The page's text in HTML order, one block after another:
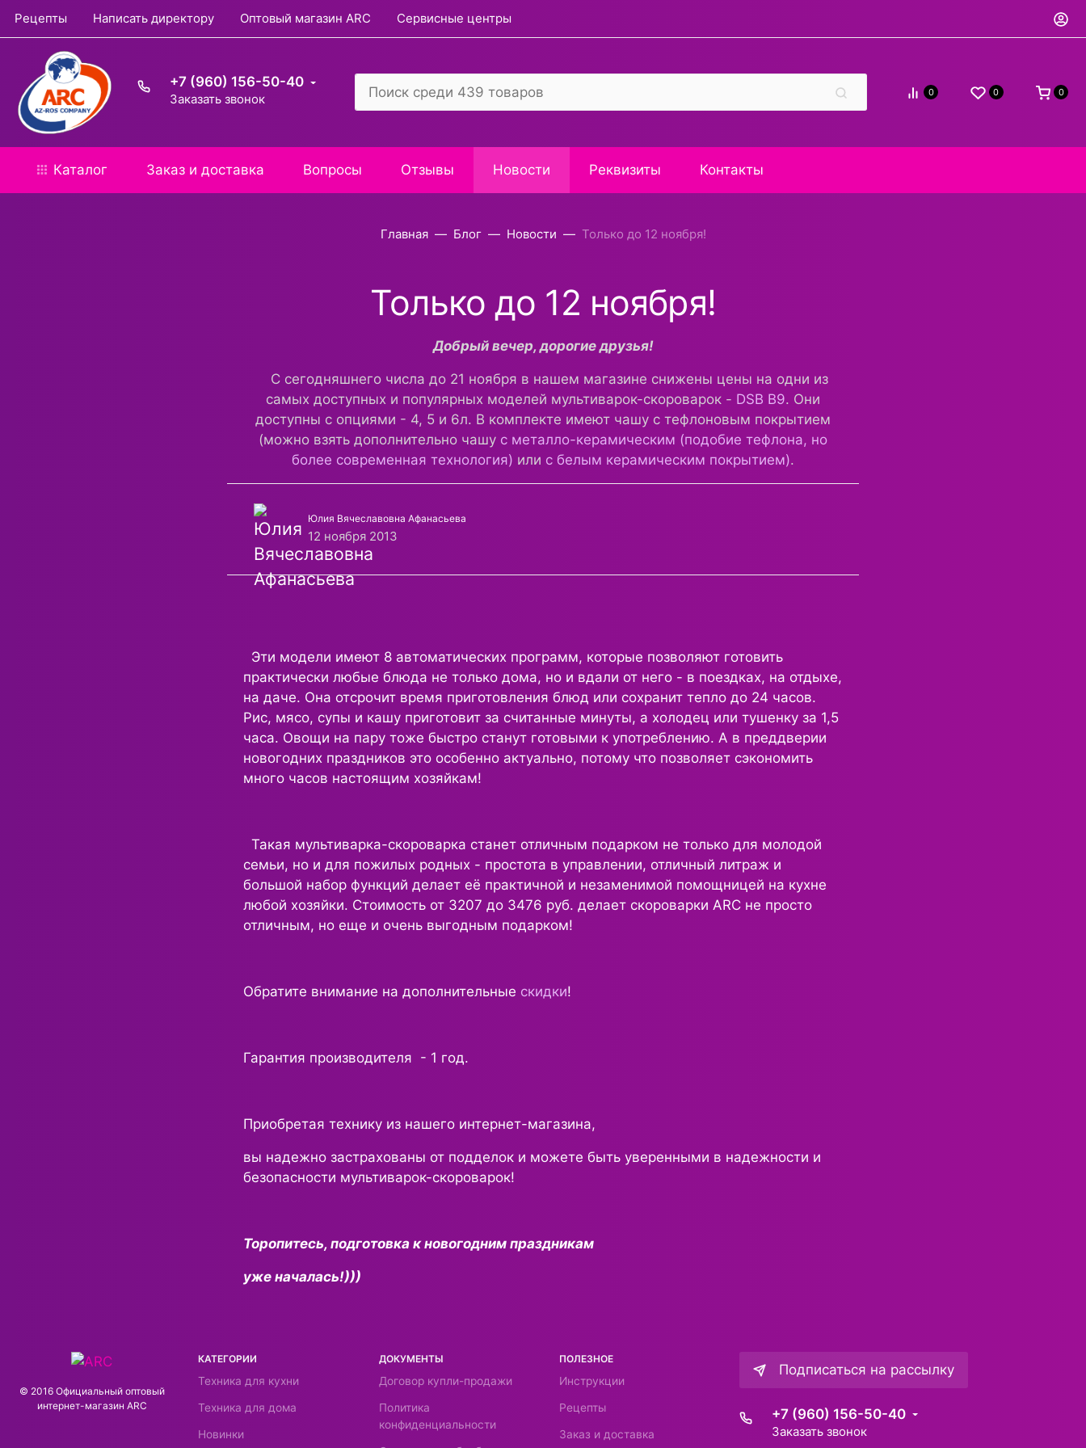
Рецепты Написать директору Оптовый магазин ARC Сервисные центры
+7 (960) 156-50-40
Заказать звонок 0 0 0
Каталог Заказ и доставка Вопросы Отзывы Новости Реквизиты Контакты
Главная Блог Новости Только до 12 ноября!
Только до 12 ноября!
Добрый вечер, дорогие друзья!
С сегодняшнего числа до 21 ноября в нашем магазине снижены цены на одни из
самых доступных и популярных моделей мультиварок-скороварок - DSB B9. Они
доступны с опциями - 4, 5 и 6л. В комплекте имеют чашу с тефлоновым покрытием
(можно взять дополнительно чашу с металло-керамическим (подобие тефлона, но
более современная технология) или с белым керамическим покрытием).
Юлия Вячеславовна Афанасьева
12 ноября 2013
Эти модели имеют 8 автоматических программ, которые позволяют готовить
практически любые блюда не только дома, но и вдали от него - в поездках, на отдыхе,
на даче. Она отсрочит время приготовления блюд или сохранит тепло до 24 часов.
Рис, мясо, супы и кашу приготовит за считанные минуты, а холодец или тушенку за 1,5
часа. Овощи на пару тоже быстро станут готовыми к употреблению. А в преддверии
новогодних праздников это особенно актуально, потому что позволяет сэкономить
много часов настоящим хозяйкам!
Такая мультиварка-скороварка станет отличным подарком не только для молодой
семьи, но и для пожилых родных - простота в управлении, отличный литраж и
большой набор функций делает её практичной и незаменимой помощницей на кухне
любой хозяйки. Стоимость от 3207 до 3476 руб. делает скороварки ARC не просто
отличным, но еще и очень выгодным подарком!
Обратите внимание на дополнительные скидки!
Гарантия производителя - 1 год.
Приобретая технику из нашего интернет-магазина,
вы надежно застрахованы от подделок и можете быть уверенными в надежности и
безопасности мультиварок-скороварок!
Торопитесь, подготовка к новогодним праздникам
уже началась!)))
© 2016 Официальный оптовый
интернeт-магазин ARC
КАТЕГОРИИ
Техника для кухни
Техника для дома
Новинки
ДОКУМЕНТЫ
Договор купли-продажи
Политика
конфиденциальности
ПОЛЕЗНОЕ
Инструкции
Рецепты
Заказ и доставка
Подписаться на рассылку
+7 (960) 156-50-40
Заказать звонок